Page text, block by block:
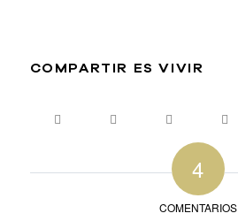
COMPARTIR ES VIVIR
4
COMENTARIOS